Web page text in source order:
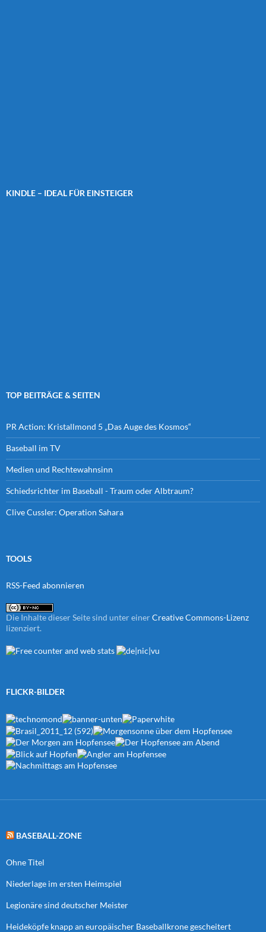
KINDLE – IDEAL FÜR EINSTEIGER
TOP BEITRÄGE & SEITEN
PR Action: Kristallmond 5 „Das Auge des Kosmos“
Baseball im TV
Medien und Rechtewahnsinn
Schiedsrichter im Baseball - Traum oder Albtraum?
Clive Cussler: Operation Sahara
TOOLS
RSS-Feed abonnieren
Die Inhalte dieser Seite sind unter einerCreative Commons-Lizenz
lizenziert.
FLICKR-BILDER
BASEBALL-ZONE
Ohne Titel
Niederlage im ersten Heimspiel
Legionäre sind deutscher Meister
Heideköpfe knapp an europäischer Baseballkrone gescheitert